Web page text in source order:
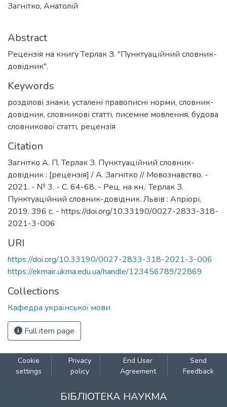
Загнітко, Анатолій
Abstract
Рецензія на книгу Терлак З. "Пунктуаційний словник-
довідник".
Keywords
розділові знаки, усталені правописні норми, словник-
довідник, словникові статті, писемне мовлення, будова
словникової статті, рецензія
Citation
Загнітко А. П. Терлак З. Пунктуаційний словник-
довідник : [рецензія] / А. Загнітко // Мовознавство. -
2021. - № 3. - С. 64-68. - Рец. на кн.: Терлак З.
Пунктуаційний словник-довідник. Львів : Апріорі,
2019. 396 с. - https://doi.org/10.33190/0027-2833-318-
2021-3-006
URI
https://doi.org/10.33190/0027-2833-318-2021-3-006
https://ekmair.ukma.edu.ua/handle/123456789/22869
Collections
Кафедра української мови
Full item page
Cookie
settings
Privacy
policy
End User
Agreement
Send
Feedback
БІБЛІОТЕКА НАУКМА